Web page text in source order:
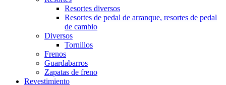
Resortes diversos
Resortes de pedal de arranque, resortes de pedal
de cambio
Diversos
Tornillos
Frenos
Guardabarros
Zapatas de freno
Revestimiento